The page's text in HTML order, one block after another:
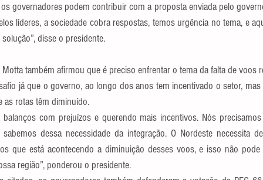
governadores podem contribuir com a proposta enviada pelo
líderes, a sociedade cobra respostas, temos urgência no tema, e
disse o presidente.
também afirmou que é preciso enfrentar o tema da falta de voos
já que o governo, ao longo dos anos tem incentivado o setor,
as rotas têm diminuído.
balanços com prejuízos e querendo mais incentivos. Nós
dessa necessidade da integração. O Nordeste necessita
que está acontecendo a diminuição desses voos, e isso não
região”, ponderou o presidente.